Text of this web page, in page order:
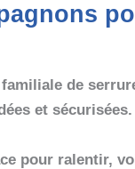
de
et sécurisées.
pour ralentir,